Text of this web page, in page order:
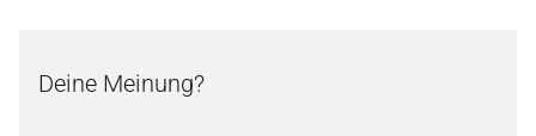
Deine Meinung?